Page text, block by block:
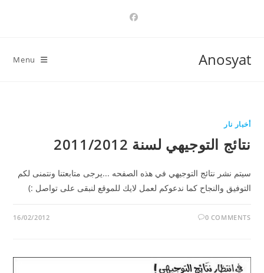
Anosyat
Menu
أخبار نار
نتائج التوجيهي لسنة 2011/2012
سيتم نشر نتائج التوجيهي في هذه الصفحه ...يرجى متابعتنا ونتمنى لكم
التوفيق والنجاح كما ندعوكم لعمل لايك للموقع لنبقى على تواصل :)
0 COMMENTS
16/02/2012